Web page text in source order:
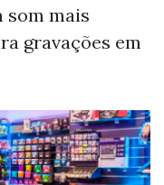
som mais
gravações em